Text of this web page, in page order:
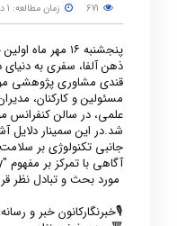
زمان مطالعه: 1 دقیقه
پنجشنبه ۱۶ مهر
ذهن آلفا، سفری به
قندی مشاوری پژوهشی
مسئولین و کارکنان،
علمی، در سالن کنفرانس
شد.در این سمینار دلایل
جانبی تکنولوژی بر
آگاهی با تمرکز بر مفهوم "Mental Territory"
مورد بحث و تبادل نظر
🎙خبرنگارکانون خبر و رسانه: